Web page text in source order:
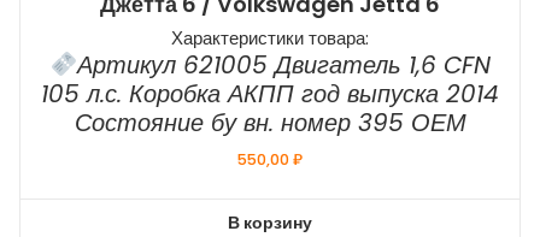
Характеристики товара:
Артикул 621005 Двигатель 1,6 CFN
105 л.с. Коробка АКПП год выпуска 2014
Состояние бу вн. номер 395 ОЕМ
550,00₽
В корзину